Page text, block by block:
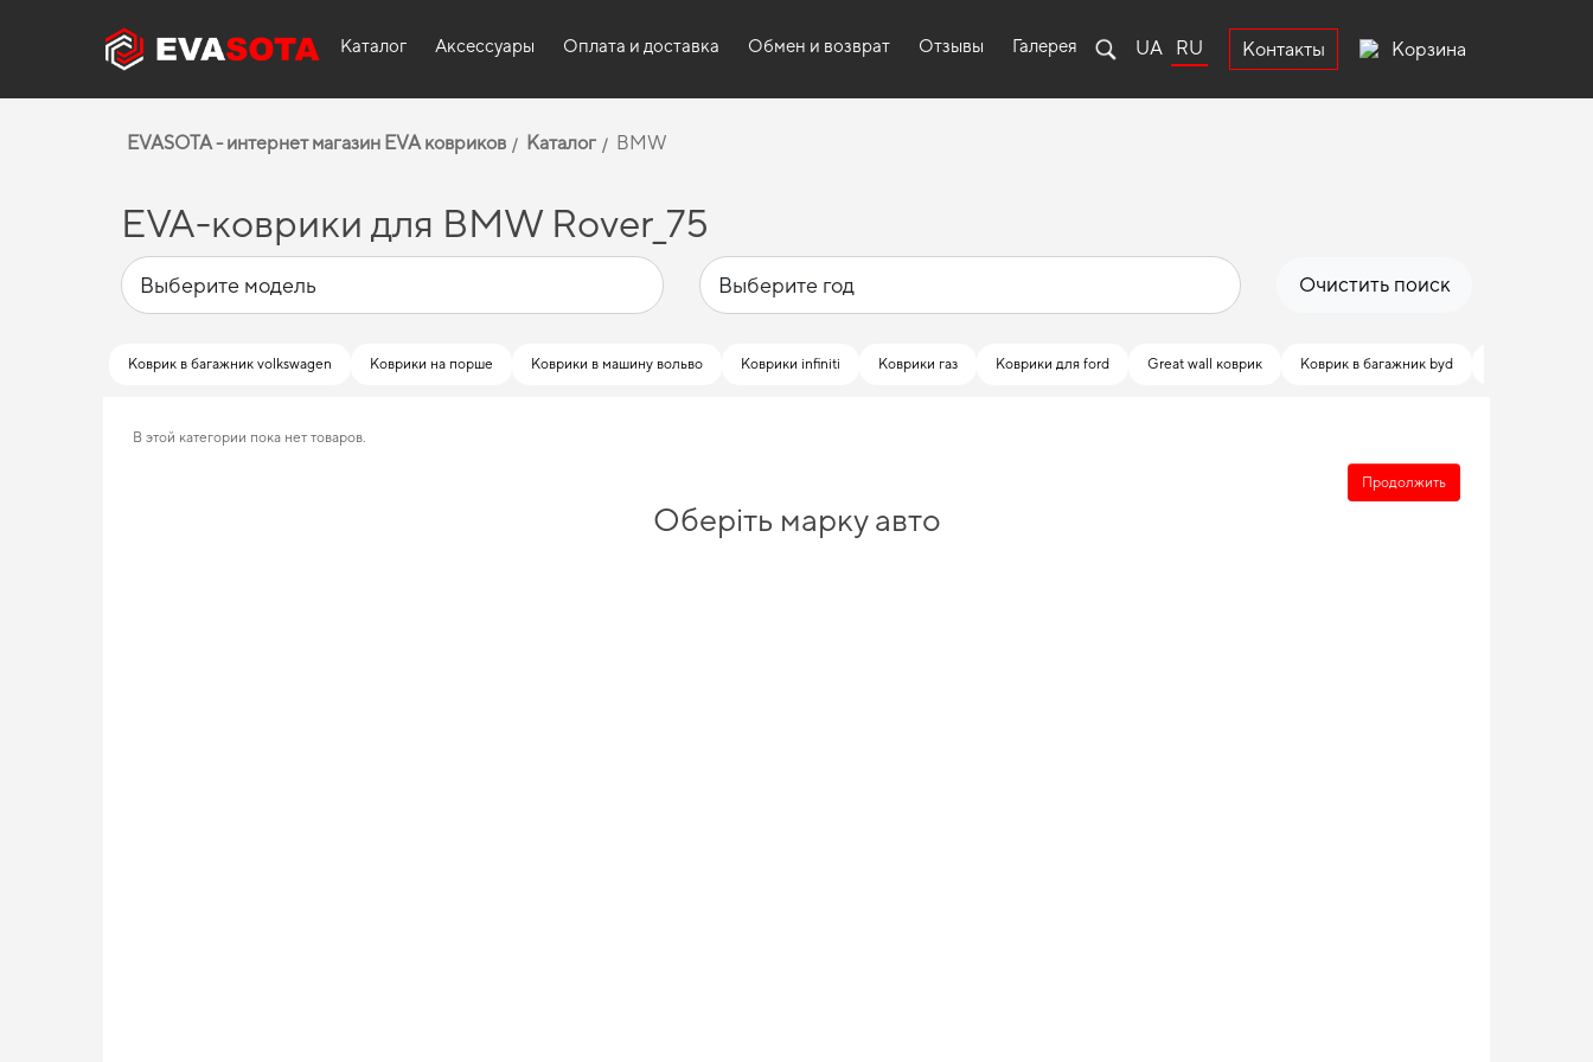
Каталог Аксессуары Оплата и доставка Обмен и возврат Отзывы Галерея UA RU Контакты Корзина
EVASOTA - интернет магазин EVA ковриков Каталог BMW
EVA-коврики для BMW Rover_75
Очистить поиск
Коврик в багажник volkswagen Коврики на порше Коврики в машину вольво Коврики infiniti Коврики газ Коврики для ford Great wall коврик Коврик в багажник byd
В этой категории пока нет товаров.
Продолжить